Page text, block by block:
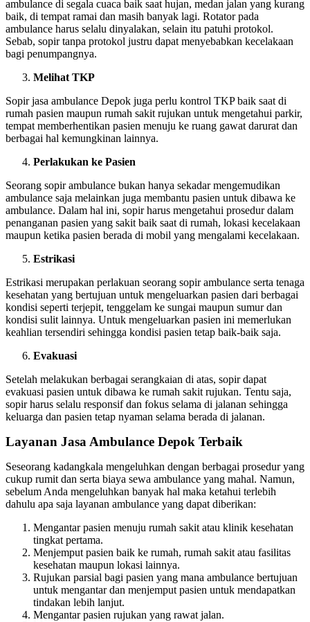
ambulance di segala cuaca baik saat hujan, medan jalan yang kurang
baik, di tempat ramai dan masih banyak lagi. Rotator pada
ambulance harus selalu dinyalakan, selain itu patuhi protokol.
Sebab, sopir tanpa protokol justru dapat menyebabkan kecelakaan
bagi penumpangnya.
Melihat TKP
Sopir jasa ambulance Depok juga perlu kontrol TKP baik saat di
rumah pasien maupun rumah sakit rujukan untuk mengetahui parkir,
tempat memberhentikan pasien menuju ke ruang gawat darurat dan
berbagai hal kemungkinan lainnya.
Perlakukan ke Pasien
Seorang sopir ambulance bukan hanya sekadar mengemudikan
ambulance saja melainkan juga membantu pasien untuk dibawa ke
ambulance. Dalam hal ini, sopir harus mengetahui prosedur dalam
penanganan pasien yang sakit baik saat di rumah, lokasi kecelakaan
maupun ketika pasien berada di mobil yang mengalami kecelakaan.
Estrikasi
Estrikasi merupakan perlakuan seorang sopir ambulance serta tenaga
kesehatan yang bertujuan untuk mengeluarkan pasien dari berbagai
kondisi seperti terjepit, tenggelam ke sungai maupun sumur dan
kondisi sulit lainnya. Untuk mengeluarkan pasien ini memerlukan
keahlian tersendiri sehingga kondisi pasien tetap baik-baik saja.
Evakuasi
Setelah melakukan berbagai serangkaian di atas, sopir dapat
evakuasi pasien untuk dibawa ke rumah sakit rujukan. Tentu saja,
sopir harus selalu responsif dan fokus selama di jalanan sehingga
keluarga dan pasien tetap nyaman selama berada di jalanan.
Layanan Jasa Ambulance Depok Terbaik
Seseorang kadangkala mengeluhkan dengan berbagai prosedur yang
cukup rumit dan serta biaya sewa ambulance yang mahal. Namun,
sebelum Anda mengeluhkan banyak hal maka ketahui terlebih
dahulu apa saja layanan ambulance yang dapat diberikan:
Mengantar pasien menuju rumah sakit atau klinik kesehatan
tingkat pertama.
Menjemput pasien baik ke rumah, rumah sakit atau fasilitas
kesehatan maupun lokasi lainnya.
Rujukan parsial bagi pasien yang mana ambulance bertujuan
untuk mengantar dan menjemput pasien untuk mendapatkan
tindakan lebih lanjut.
Mengantar pasien rujukan yang rawat jalan.